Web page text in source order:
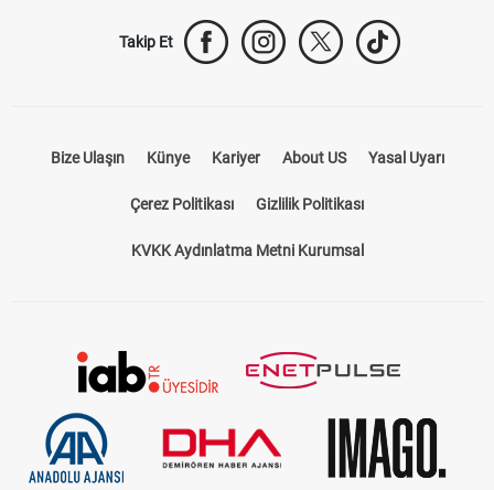
Takip Et
Bize Ulaşın Künye Kariyer About US Yasal Uyarı
Çerez Politikası Gizlilik Politikası
KVKK Aydınlatma Metni Kurumsal